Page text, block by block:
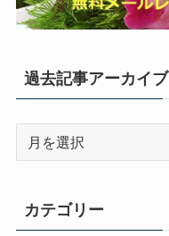
過去記事アーカイブ
ア
カテゴリー